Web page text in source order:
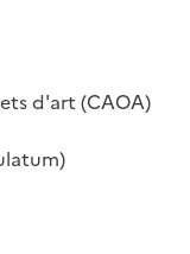
d'art (CAOA)